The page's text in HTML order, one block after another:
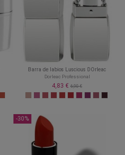
Barra de labios Luscious DOrleac
Dorleac Professional
4,83 € 6,90 €
-30%